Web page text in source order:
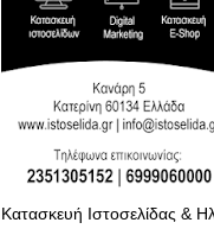
Κατασκευή Ιστοσελίδας &